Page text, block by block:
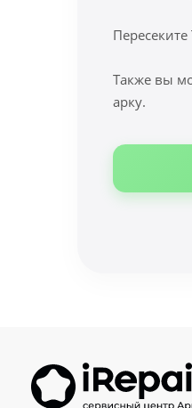
Также вы
арку.